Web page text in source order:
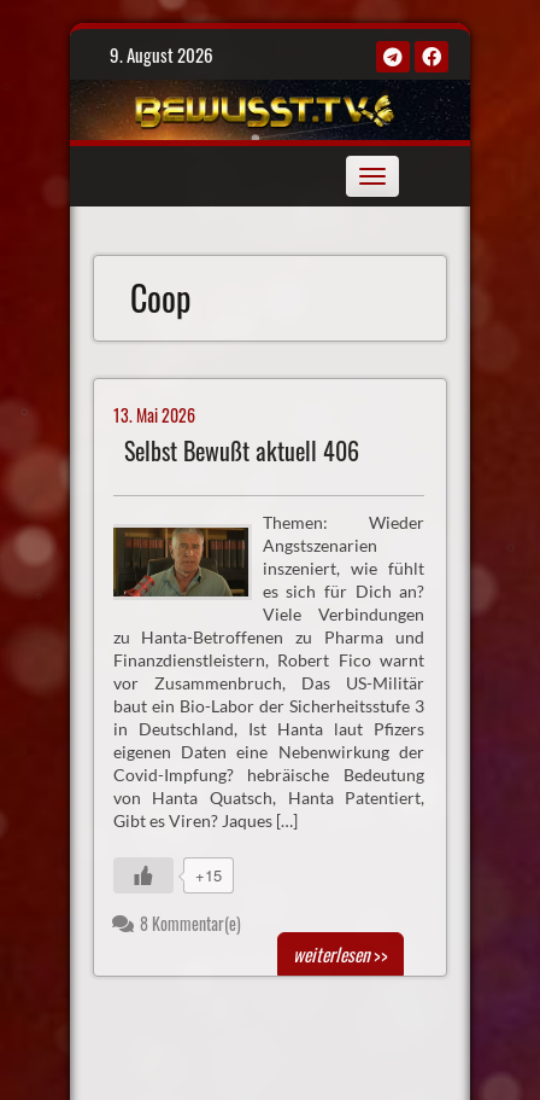
Skip
9. August 2026
Toggle
navigation
Coop
13. Mai 2026
Selbst Bewußt aktuell 406
Themen: Wieder
Angstszenarien
inszeniert, wie fühlt
es sich für Dich an?
Viele Verbindungen
zu Hanta-Betroffenen zu Pharma und
Finanzdienstleistern, Robert Fico warnt
vor Zusammenbruch, Das US-Militär
baut ein Bio-Labor der Sicherheitsstufe 3
in Deutschland, Ist Hanta laut Pfizers
eigenen Daten eine Nebenwirkung der
Covid-Impfung? hebräische Bedeutung
von Hanta Quatsch, Hanta Patentiert,
Gibt es Viren? Jaques […]
+15
8 Kommentar(e)
weiterlesen>>